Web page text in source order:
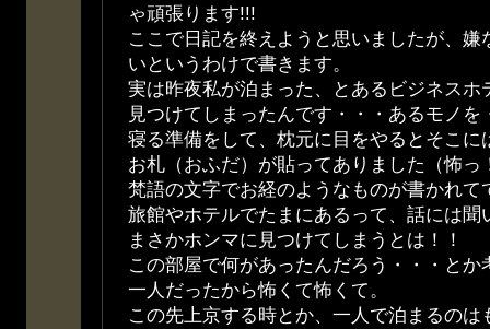
ゃ頑張ります!!!
ここで日記を終えようと思いましたが、
いというわけで書きます。
実は昨夜私が泊まった、とあるビジネスホ
見つけてしまったんです・・・あるモノを
寝る準備をして、枕元に目をやるとそこに
お札（おふだ）が貼ってありました（怖っ
梵語の文字でお経のようなものが書かれて
旅館やホテルでたまにあるって、話には聞
まさかホンマに見つけてしまうとは！！
この部屋で何があったんだろう・・・とか
一人だったから怖くて怖くて。
この先上京する時とか、一人で泊まるのは